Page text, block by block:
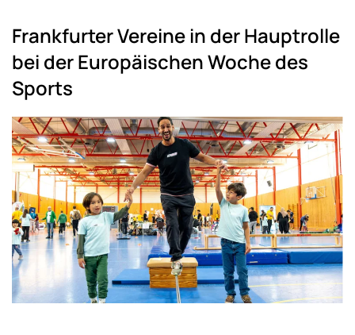
Frankfurter Vereine in der Hauptrolle
bei der Europäischen Woche des
Sports